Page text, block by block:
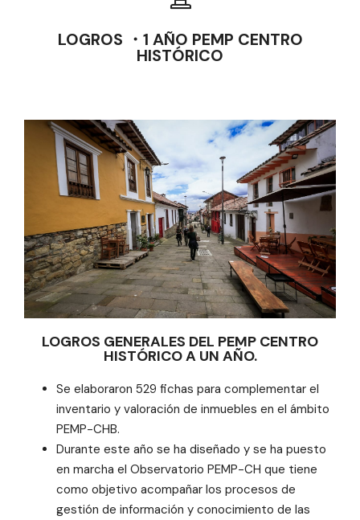
LOGROS ・1 AÑO PEMP CENTRO
HISTÓRICO
LOGROS GENERALES DEL PEMP CENTRO
HISTÓRICO A UN AÑO.
Se elaboraron 529 fichas para complementar el
inventario y valoración de inmuebles en el ámbito
PEMP-CHB.
Durante este año se ha diseñado y se ha puesto
en marcha el Observatorio PEMP-CH que tiene
como objetivo acompañar los procesos de
gestión de información y conocimiento de las